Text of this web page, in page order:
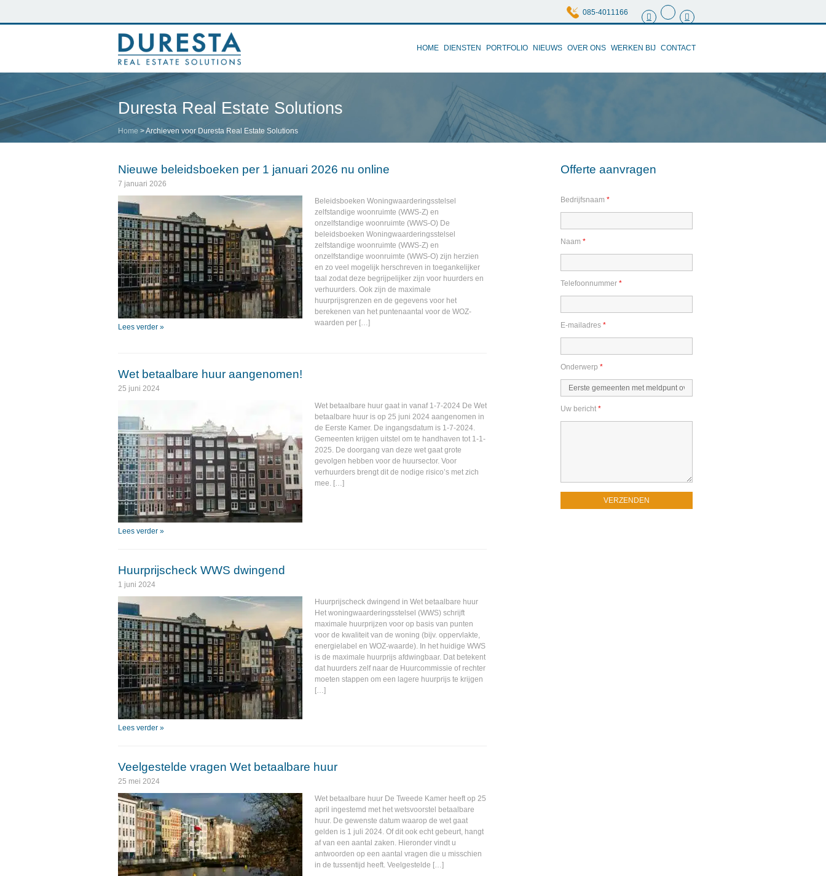
085-4011166
HOME DIENSTEN PORTFOLIO NIEUWS OVER ONS WERKEN BIJ CONTACT
Duresta Real Estate Solutions
Home >Archieven voor Duresta Real Estate Solutions
Nieuwe beleidsboeken per 1 januari 2026 nu online
7 januari 2026
Lees verder »
Beleidsboeken Woningwaarderingsstelsel
zelfstandige woonruimte (WWS-Z) en
onzelfstandige woonruimte (WWS-O) De
beleidsboeken Woningwaarderingsstelsel
zelfstandige woonruimte (WWS-Z) en
onzelfstandige woonruimte (WWS-O) zijn herzien
en zo veel mogelijk herschreven in toegankelijker
taal zodat deze begrijpelijker zijn voor huurders en
verhuurders. Ook zijn de maximale
huurprijsgrenzen en de gegevens voor het
berekenen van het puntenaantal voor de WOZ-
waarden per […]
Wet betaalbare huur aangenomen!
25 juni 2024
Lees verder »
Wet betaalbare huur gaat in vanaf 1-7-2024 De Wet
betaalbare huur is op 25 juni 2024 aangenomen in
de Eerste Kamer. De ingangsdatum is 1-7-2024.
Gemeenten krijgen uitstel om te handhaven tot 1-1-
2025. De doorgang van deze wet gaat grote
gevolgen hebben voor de huursector. Voor
verhuurders brengt dit de nodige risico’s met zich
mee. […]
Huurprijscheck WWS dwingend
1 juni 2024
Lees verder »
Huurprijscheck dwingend in Wet betaalbare huur
Het woningwaarderingsstelsel (WWS) schrijft
maximale huurprijzen voor op basis van punten
voor de kwaliteit van de woning (bijv. oppervlakte,
energielabel en WOZ-waarde). In het huidige WWS
is de maximale huurprijs afdwingbaar. Dat betekent
dat huurders zelf naar de Huurcommissie of rechter
moeten stappen om een lagere huurprijs te krijgen
[…]
Veelgestelde vragen Wet betaalbare huur
25 mei 2024
Wet betaalbare huur De Tweede Kamer heeft op 25
april ingestemd met het wetsvoorstel betaalbare
huur. De gewenste datum waarop de wet gaat
gelden is 1 juli 2024. Of dit ook echt gebeurt, hangt
af van een aantal zaken. Hieronder vindt u
antwoorden op een aantal vragen die u misschien
in de tussentijd heeft. Veelgestelde […]
Offerte aanvragen
Bedrijfsnaam *
Naam *
Telefoonnummer *
E-mailadres *
Onderwerp *
Uw bericht *